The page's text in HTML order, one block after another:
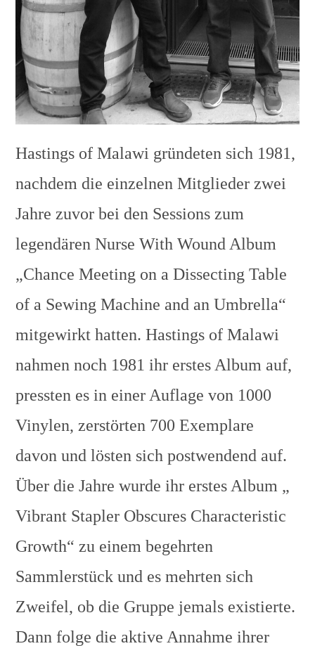
Hastings of Malawi gründeten sich 1981,
nachdem die einzelnen Mitglieder zwei
Jahre zuvor bei den Sessions zum
legendären Nurse With Wound Album
„Chance Meeting on a Dissecting Table
of a Sewing Machine and an Umbrella“
mitgewirkt hatten. Hastings of Malawi
nahmen noch 1981 ihr erstes Album auf,
pressten es in einer Auflage von 1000
Vinylen, zerstörten 700 Exemplare
davon und lösten sich postwendend auf.
Über die Jahre wurde ihr erstes Album „
Vibrant Stapler Obscures Characteristic
Growth“ zu einem begehrten
Sammlerstück und es mehrten sich
Zweifel, ob die Gruppe jemals existierte.
Dann folge die aktive Annahme ihrer